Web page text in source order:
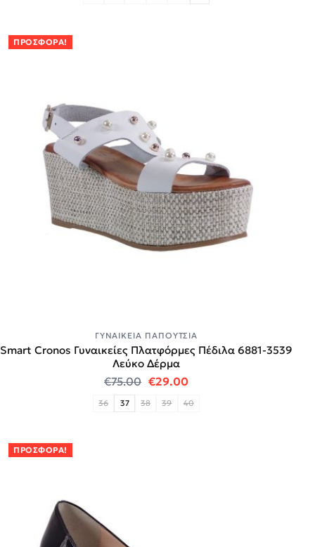
ΠΡΟΣΦΟΡΆ!
ΓΥΝΑΙΚΕΊΑ ΠΑΠΟΎΤΣΙΑ
Smart Cronos Γυναικείες Πλατφόρμες Πέδιλα 6881-3539
Λεύκο Δέρμα
€75.00 Original price was: €75.00.
€29.00Η τρέχουσα τιμή
36 37 38 39 40
ΠΡΟΣΦΟΡΆ!